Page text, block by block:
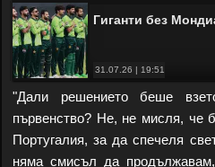
31.07.26 | 19:51
Гиганти без
"Дали решението беше
първенство? Не, не мисля, че
Португалия, за да спечеля
няма смисъл да